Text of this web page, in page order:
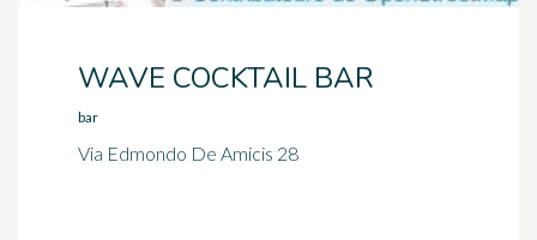
WAVE COCKTAIL BAR
bar
Via Edmondo De Amicis 28